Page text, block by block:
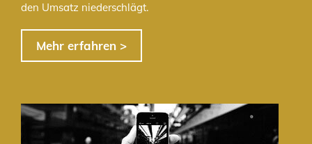
den Umsatz niederschlägt.
Mehr erfahren >